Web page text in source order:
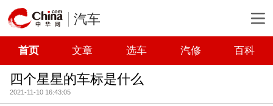
汽车
首页 文章 选车 汽修 百科
四个星星的车标是什么
2021-11-10 16:43:05